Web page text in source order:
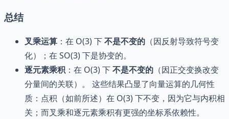
总结
叉乘运算 ：在 O(3) 下不是不变的 （因反射导致符号变
化）；在 SO(3) 下是协变的。
逐元素乘积 ：在 O(3) 下不是不变的 （因正交变换改变
分量间的关联）。 这些结果凸显了向量运算的几何性
质：点积（如前所述）在 O(3) 下不变，因为它与内积相
关；而叉乘和逐元素乘积有更强的坐标系依赖性。